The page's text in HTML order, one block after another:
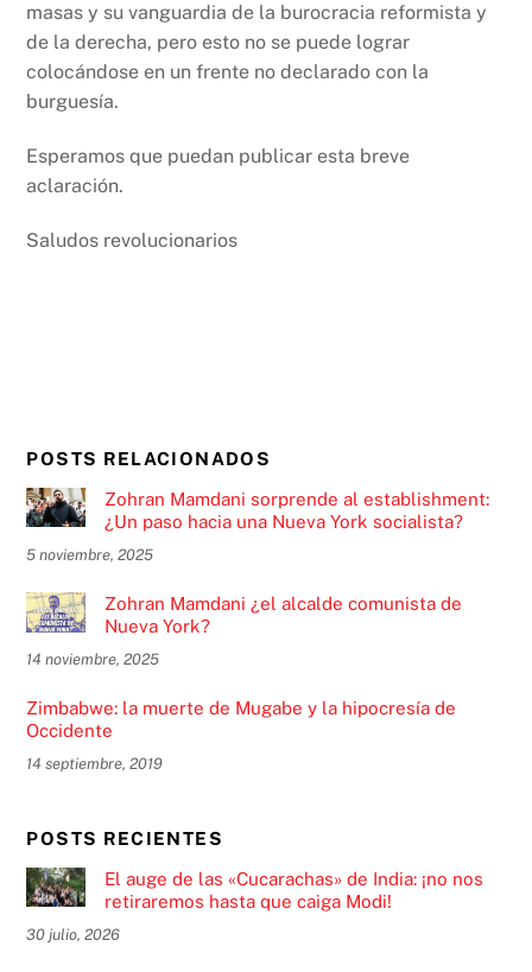
masas y su vanguardia de la burocracia reformista y
de la derecha, pero esto no se puede lograr
colocándose en un frente no declarado con la
burguesía.
Esperamos que puedan publicar esta breve
aclaración.
Saludos revolucionarios
POSTS RELACIONADOS
Zohran Mamdani sorprende al establishment:
¿Un paso hacia una Nueva York socialista?
5 noviembre, 2025
Zohran Mamdani ¿el alcalde comunista de
Nueva York?
14 noviembre, 2025
Zimbabwe: la muerte de Mugabe y la hipocresía de
Occidente
14 septiembre, 2019
POSTS RECIENTES
El auge de las «Cucarachas» de India: ¡no nos
retiraremos hasta que caiga Modi!
30 julio, 2026